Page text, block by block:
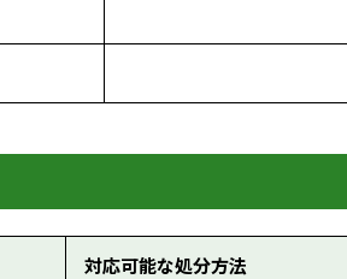
対応可能な処分方法